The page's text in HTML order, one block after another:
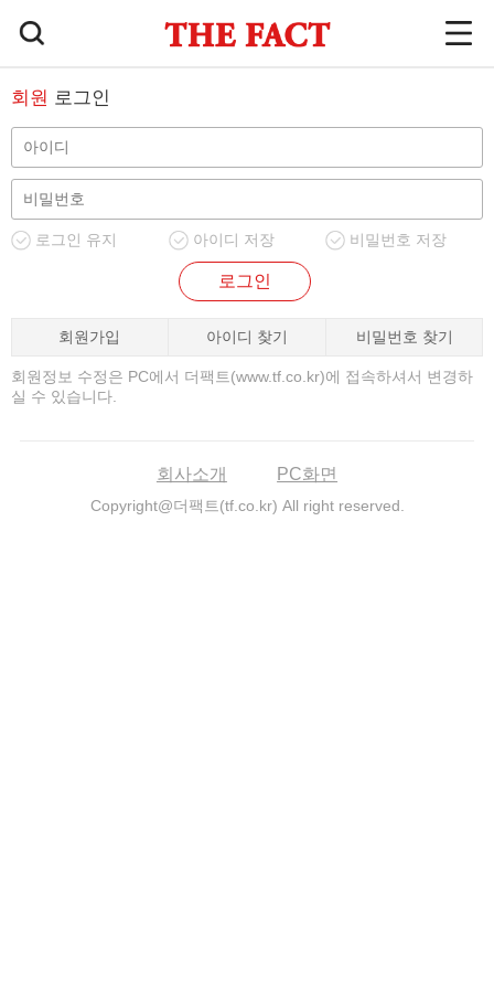
회원 로그인
로그인 유지 아이디 저장 비밀번호 저장
로그인
회원가입 아이디 찾기 비밀번호 찾기
회원정보 수정은 PC에서 더팩트(www.tf.co.kr)에 접속하셔서 변경하
실 수 있습니다.
회사소개 PC화면
Copyright@더팩트(tf.co.kr) All right reserved.